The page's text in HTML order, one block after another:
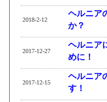
2018-2-12
ヘルニア
か？
2017-12-27
ヘルニア
めに！
2017-12-15
ヘルニア
す！